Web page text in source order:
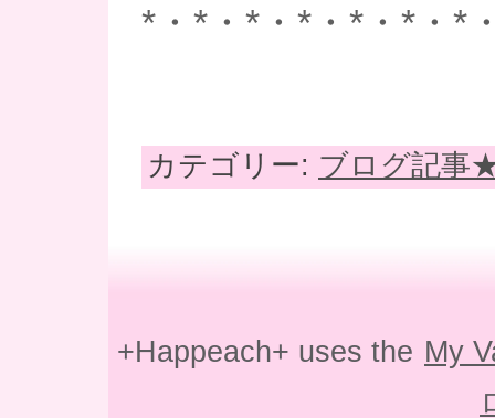
*・*・*・*・*・*・*
カテゴリー: ブログ記事
+Happeach+ uses the My